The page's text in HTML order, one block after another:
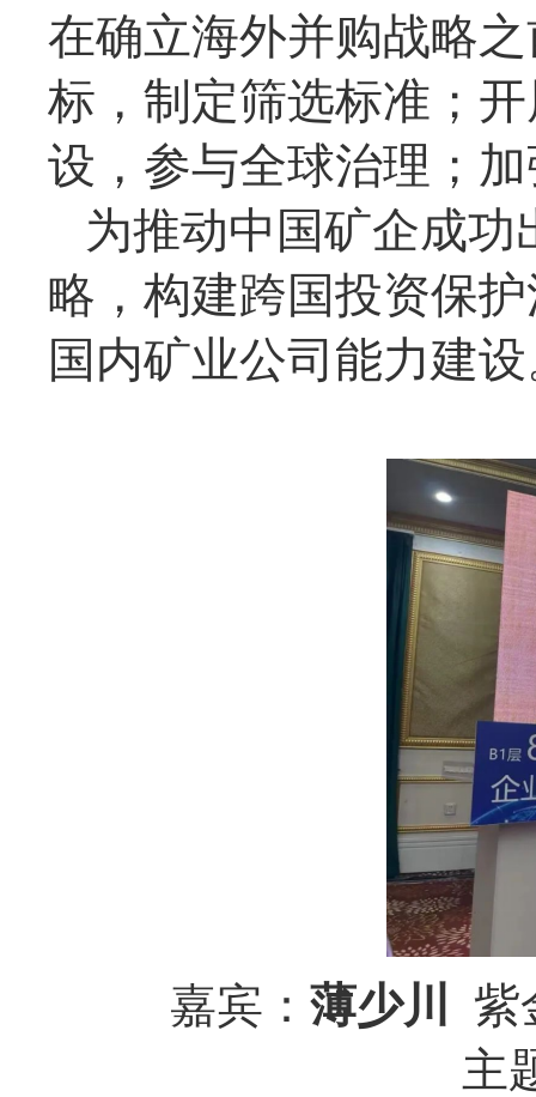
在确立海外并购战略
标，制定筛选标准；
设，参与全球治理；
为推动中国矿企成
略，构建跨国投资保
国内矿业公司能力建
嘉宾： 薄少川
紫
主